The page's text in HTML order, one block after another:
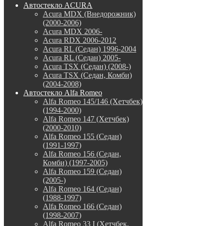
Автостекло ACURA
Acura MDX (Внедорожник)
(2000-2006)
Acura MDX 2006-
Acura RDX 2006-2012
Acura RL (Седан) 1996-2004
Acura RL (Седан) 2005-
Acura TSX (Седан) (2008-)
Acura TSX (Седан, Комби)
(2004-2008)
Автостекло Alfa Romeo
Alfa Romeo 145/146 (Хетчбек)
(1994-2000)
Alfa Romeo 147 (Хетчбек)
(2000-2010)
Alfa Romeo 155 (Седан)
(1991-1997)
Alfa Romeo 156 (Седан,
Комби) (1997-2005)
Alfa Romeo 159 (Седан)
(2005-)
Alfa Romeo 164 (Седан)
(1988-1997)
Alfa Romeo 166 (Седан)
(1998-2007)
Alfa Romeo 33 I (Хетчбек,